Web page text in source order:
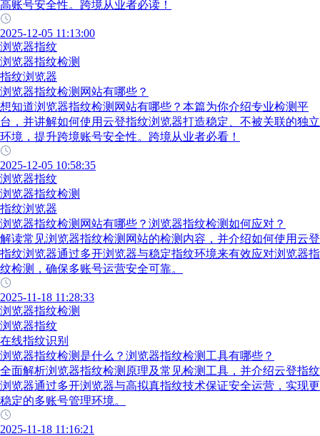
高账号安全性。跨境从业者必读！
2025-12-05 11:13:00
浏览器指纹
浏览器指纹检测
指纹浏览器
浏览器指纹检测网站有哪些？
想知道浏览器指纹检测网站有哪些？本篇为你介绍专业检测平
台，并讲解如何使用云登指纹浏览器打造稳定、不被关联的独立
环境，提升跨境账号安全性。跨境从业者必看！
2025-12-05 10:58:35
浏览器指纹
浏览器指纹检测
指纹浏览器
浏览器指纹检测网站有哪些？浏览器指纹检测如何应对？
解读常见浏览器指纹检测网站的检测内容，并介绍如何使用云登
指纹浏览器通过多开浏览器与稳定指纹环境来有效应对浏览器指
纹检测，确保多账号运营安全可靠。
2025-11-18 11:28:33
浏览器指纹检测
浏览器指纹
在线指纹识别
浏览器指纹检测是什么？浏览器指纹检测工具有哪些？
全面解析浏览器指纹检测原理及常见检测工具，并介绍云登指纹
浏览器通过多开浏览器与高拟真指纹技术保证安全运营，实现更
稳定的多账号管理环境。
2025-11-18 11:16:21